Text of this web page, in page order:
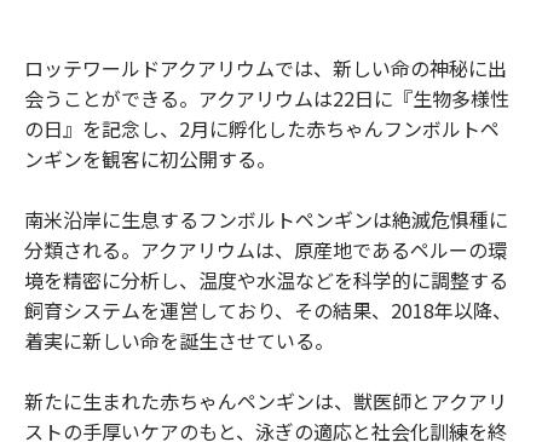
ロッテワールドアクアリウムでは、新しい命の神秘に出
会うことができる。アクアリウムは22日に『生物多様性
の日』を記念し、2月に孵化した赤ちゃんフンボルトペ
ンギンを観客に初公開する。
南米沿岸に生息するフンボルトペンギンは絶滅危惧種に
分類される。アクアリウムは、原産地であるペルーの環
境を精密に分析し、温度や水温などを科学的に調整する
飼育システムを運営しており、その結果、2018年以降、
着実に新しい命を誕生させている。
新たに生まれた赤ちゃんペンギンは、獣医師とアクアリ
ストの手厚いケアのもと、泳ぎの適応と社会化訓練を終